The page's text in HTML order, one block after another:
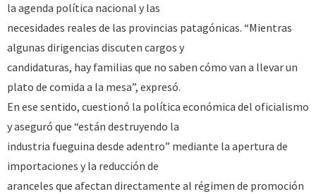
la agenda política nacional y las
necesidades reales de las provincias patagónicas. “Mientras
algunas dirigencias discuten cargos y
candidaturas, hay familias que no saben cómo van a llevar un
plato de comida a la mesa”, expresó.
En ese sentido, cuestionó la política económica del oficialismo
y aseguró que “están destruyendo la
industria fueguina desde adentro” mediante la apertura de
importaciones y la reducción de
aranceles que afectan directamente al régimen de promoción